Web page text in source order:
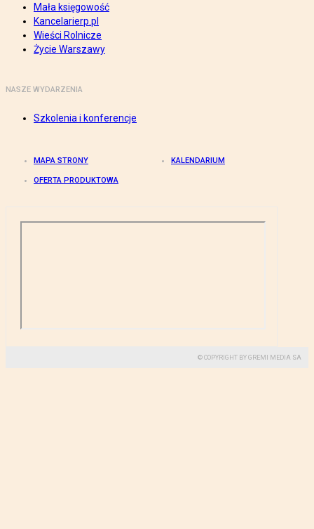
Mała księgowość
Kancelarierp.pl
Wieści Rolnicze
Życie Warszawy
NASZE WYDARZENIA
Szkolenia i konferencje
MAPA STRONY KALENDARIUM
OFERTA PRODUKTOWA
© COPYRIGHT BY GREMI MEDIA SA